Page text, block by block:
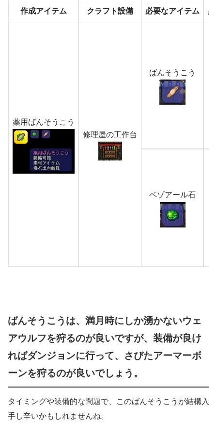
作成アイテム クラフト設備 必要なアイテム
薬用ばんそうこう
修理屋の工作台
ばんそうこう
ベゾアール石
ばんそうこうは、満月時にしか湧かないウェ
アウルフを狩るのが良いですが、装備が良け
ればダンジョンに行って、さびたアーマーボ
ーンを狩るのが良いでしょう。
タイミングや装備的な問題で、このばんそうこうが結構入
手し辛いかもしれませんね。